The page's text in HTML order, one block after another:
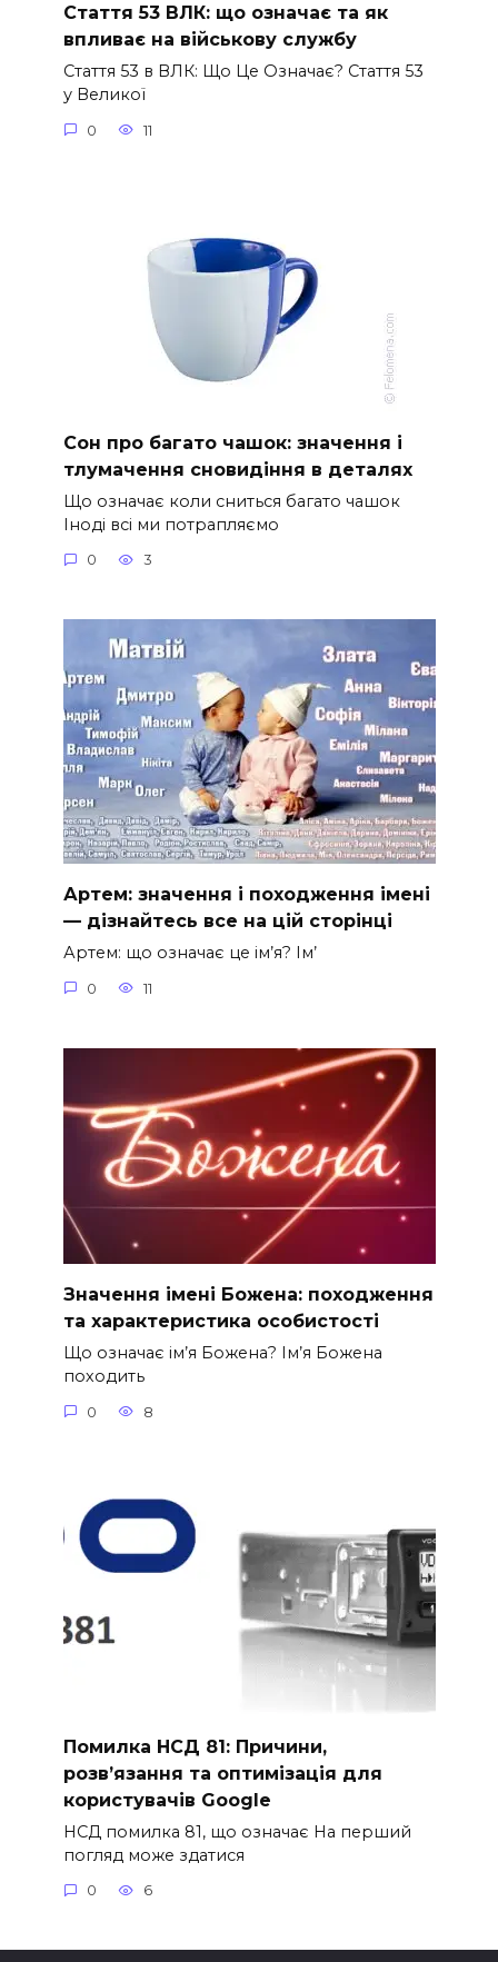
Стаття 53 ВЛК: що означає та як
впливає на військову службу
Стаття 53 в ВЛК: Що Це Означає? Стаття 53
у Великої
0 11
Сон про багато чашок: значення і
тлумачення сновидіння в деталях
Що означає коли сниться багато чашок
Іноді всі ми потрапляємо
0 3
Артем: значення і походження імені
— дізнайтесь все на цій сторінці
Артем: що означає це ім’я? Ім’
0 11
Значення імені Божена: походження
та характеристика особистості
Що означає ім’я Божена? Ім’я Божена
походить
0 8
Помилка НСД 81: Причини,
розв’язання та оптимізація для
користувачів Google
НСД помилка 81, що означає На перший
погляд може здатися
0 6